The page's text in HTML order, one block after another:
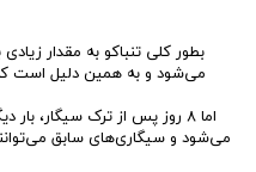
بطور کلی تنباکو به مقدار
می‌شود و به همین دلیل است
اما ۸ روز پس از ترک سیگار،
می‌شود و سیگاری‌های سابق